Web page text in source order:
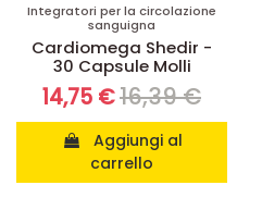
Integratori per la circolazione
sanguigna
Cardiomega Shedir -
30 Capsule Molli
14,75 €16,39 €
carrello